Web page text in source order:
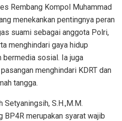
Rembang Kompol Muhammad
menekankan pentingnya peran
suami sebagai anggota Polri,
menghindari gaya hidup
bermedia sosial. Ia juga
menghindari KDRT dan
tangga.
Setyaningsih, S.H.,M.M.
BP4R merupakan syarat wajib